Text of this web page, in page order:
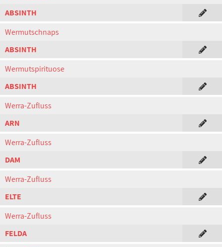
ABSINTH
Wermutschnaps
ABSINTH
Wermutspirituose
ABSINTH
Werra-Zufluss
ARN
Werra-Zufluss
DAM
Werra-Zufluss
ELTE
Werra-Zufluss
FELDA